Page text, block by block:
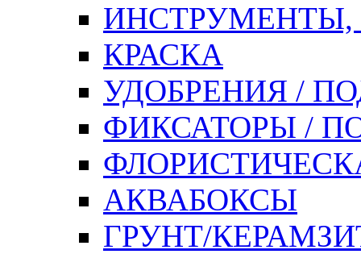
ИНСТРУМЕНТЫ,
КРАСКА
УДОБРЕНИЯ /
ФИКСАТОРЫ /
АКВАБОКСЫ
ГРУНТ/